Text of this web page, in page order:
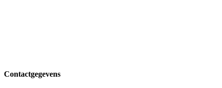
Contactgegevens